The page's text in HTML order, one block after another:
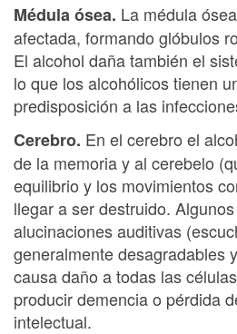
Médula ósea. La médula
afectada, formando glóbulos
El alcohol daña también el
lo que los alcohólicos tienen
predisposición a las
Cerebro. En el cerebro el
de la memoria y al cerebelo
equilibrio y los movimientos
llegar a ser destruido.
alucinaciones auditivas
generalmente desagradables
causa daño a todas las
producir demencia o pérdida
intelectual.